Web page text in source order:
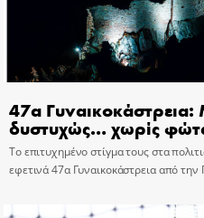
47α Γυναικοκάστρεια:
δυστυχώς… χωρίς
Το επιτυχημένο στίγμα τους στα
εφετινά 47α Γυναικοκάστρεια από